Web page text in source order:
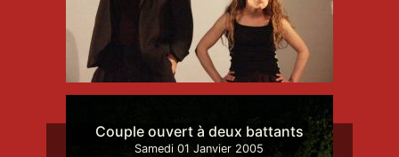
Couple ouvert à deux battants
Samedi 01 Janvier 2005